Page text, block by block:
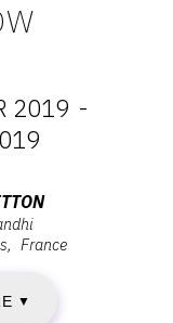
2019 -
France
▼